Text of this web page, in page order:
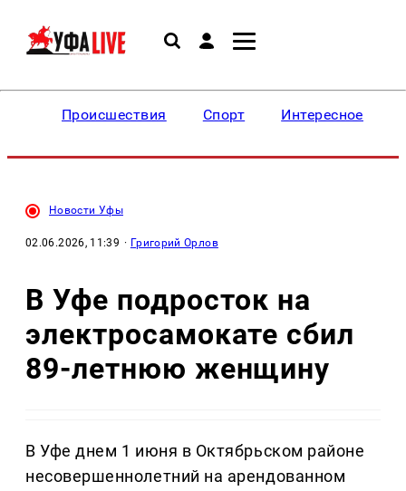
Происшествия Спорт Интересное
Новости Уфы
02.06.2026, 11:39 · Григорий Орлов
В Уфе подросток на
электросамокате сбил
89-летнюю женщину
В Уфе днем 1 июня в Октябрьском районе
несовершеннолетний на арендованном